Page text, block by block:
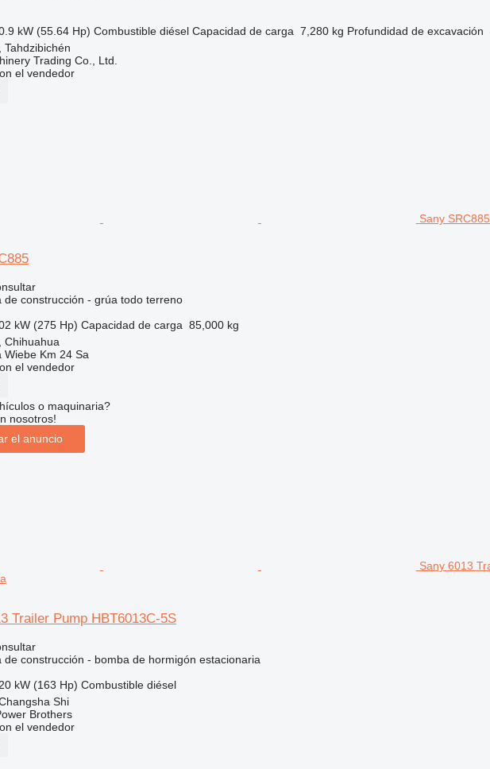
kW (55.64 Hp) Combustible diésel Capacidad de carga 7,280 kg Profundidad de excavación
Tahdzibichén
Trading Co., Ltd.
el vendedor
Sany
de construcción - grúa todo terreno
kW (275 Hp) Capacidad de carga 85,000 kg
Chihuahua
Wiebe Km 24 Sa
el vendedor
o maquinaria?
nosotros!
el anuncio
Sany 6013
Trailer Pump HBT6013C-5S
de construcción - bomba de hormigón estacionaria
kW (163 Hp) Combustible diésel
Shi
Brothers
el vendedor